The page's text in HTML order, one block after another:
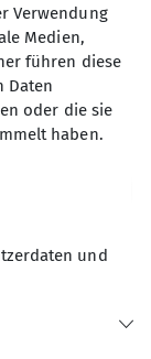
Verwendung
Medien,
führen diese
Daten
oder die sie
haben.
und